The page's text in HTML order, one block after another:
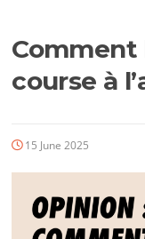
course à
15 June 2025